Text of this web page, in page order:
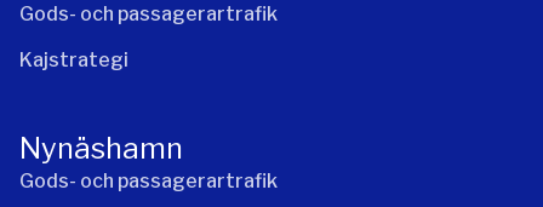
Gods- och passagerartrafik
Kajstrategi
Nynäshamn
Gods- och passagerartrafik